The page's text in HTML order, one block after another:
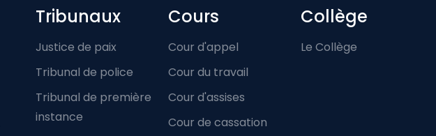
Footer-menu
Tribunaux
Justice de paix
Tribunal de police
Tribunal de première
instance
Cours
Cour d'appel
Cour du travail
Cour d'assises
Cour de cassation
Collège
Le Collège